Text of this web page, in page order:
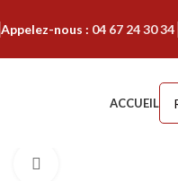
Appelez-nous : 04 67 24 30 34
ACCUEIL